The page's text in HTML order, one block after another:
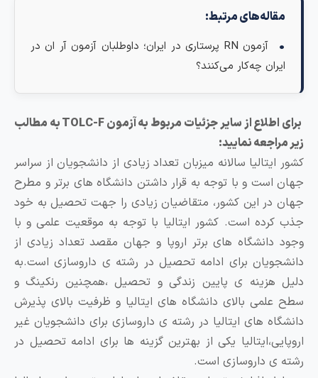
مقاله‌های مرتبط:
آزمون RN پرستاری در ایران؛ داوطلبان آزمون آر ان در
ایران چه‌کار می‌کنند؟
برای اطلاع از سایر جزئیات مربوط به آزمون TOLC-F به مطالب
مراجعه نمایید:
ایتالیا سالانه میزبان تعداد زیادی از دانشجویان از سراسر
است و با توجه به قرار داشتن دانشگاه های برتر و مطرح
در این کشور، متقاضیان زیادی را جهت تحصیل به خود
کرده است. کشور ایتالیا با توجه به موقعیت علمی و با
دانشگاه های برتر اروپا و جهان مقصد تعداد زیادی از
برای ادامه تحصیل در رشته ی داروسازی است.به
هزینه ی پایین زندگی و تحصیل ،همچنین رنکینگ و
علمی بالای دانشگاه های ایتالیا و ظرفیت بالای پذیرش
های ایتالیا در رشته ی داروسازی برای دانشجویان غیر
یکی از بهترین گزینه ها برای ادامه تحصیل در
ی داروسازی است.